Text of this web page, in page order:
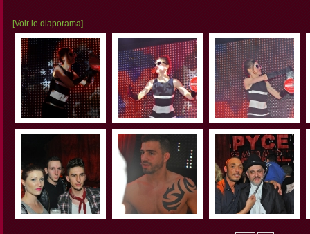
[Voir le diaporama]